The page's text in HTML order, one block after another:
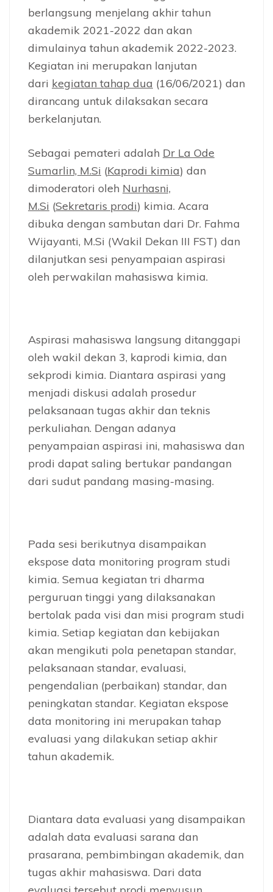
berlangsung menjelang akhir tahun
akademik 2021-2022 dan akan
dimulainya tahun akademik 2022-2023.
Kegiatan ini merupakan lanjutan
dari kegiatan tahap dua (16/06/2021) dan
dirancang untuk dilaksakan secara
berkelanjutan.
Sebagai pemateri adalah Dr La Ode
Sumarlin, M.Si (Kaprodi kimia) dan
dimoderatori oleh Nurhasni,
M.Si (Sekretaris prodi) kimia. Acara
dibuka dengan sambutan dari Dr. Fahma
Wijayanti, M.Si (Wakil Dekan III FST) dan
dilanjutkan sesi penyampaian aspirasi
oleh perwakilan mahasiswa kimia.
Aspirasi mahasiswa langsung ditanggapi
oleh wakil dekan 3, kaprodi kimia, dan
sekprodi kimia. Diantara aspirasi yang
menjadi diskusi adalah prosedur
pelaksanaan tugas akhir dan teknis
perkuliahan. Dengan adanya
penyampaian aspirasi ini, mahasiswa dan
prodi dapat saling bertukar pandangan
dari sudut pandang masing-masing.
Pada sesi berikutnya disampaikan
ekspose data monitoring program studi
kimia. Semua kegiatan tri dharma
perguruan tinggi yang dilaksanakan
bertolak pada visi dan misi program studi
kimia. Setiap kegiatan dan kebijakan
akan mengikuti pola penetapan standar,
pelaksanaan standar, evaluasi,
pengendalian (perbaikan) standar, dan
peningkatan standar. Kegiatan ekspose
data monitoring ini merupakan tahap
evaluasi yang dilakukan setiap akhir
tahun akademik.
Diantara data evaluasi yang disampaikan
adalah data evaluasi sarana dan
prasarana, pembimbingan akademik, dan
tugas akhir mahasiswa. Dari data